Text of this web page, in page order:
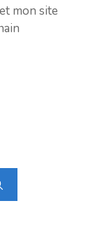
mon site